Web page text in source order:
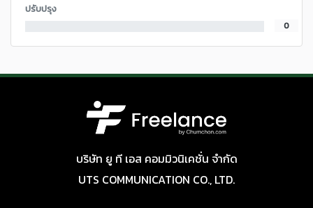
ปรับปรุง
0
บริษัท ยู ที เอส คอมมิวนิเคชั่น จำกัด
UTS COMMUNICATION CO., LTD.